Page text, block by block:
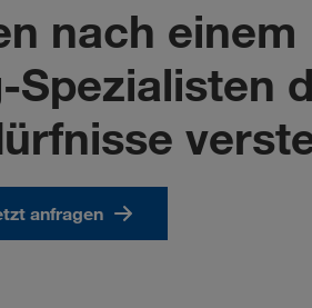
nach einem
anfragen